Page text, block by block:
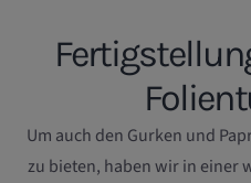
Um auch den Gurken und
zu bieten, haben wir in einer